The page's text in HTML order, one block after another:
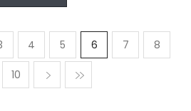
4 5 6 7 8
10 다음